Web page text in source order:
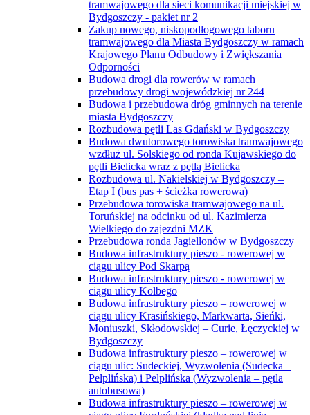
tramwajowego dla sieci komunikacji miejskiej w
Bydgoszczy - pakiet nr 2
Zakup nowego, niskopodłogowego taboru
tramwajowego dla Miasta Bydgoszczy w ramach
Krajowego Planu Odbudowy i Zwiększania
Odporności
Budowa drogi dla rowerów w ramach
przebudowy drogi wojewódzkiej nr 244
Budowa i przebudowa dróg gminnych na terenie
miasta Bydgoszczy
Rozbudowa pętli Las Gdański w Bydgoszczy
Budowa dwutorowego torowiska tramwajowego
wzdłuż ul. Solskiego od ronda Kujawskiego do
pętli Bielicka wraz z pętlą Bielicka
Rozbudowa ul. Nakielskiej w Bydgoszczy –
Etap I (bus pas + ścieżka rowerowa)
Przebudowa torowiska tramwajowego na ul.
Toruńskiej na odcinku od ul. Kazimierza
Wielkiego do zajezdni MZK
Przebudowa ronda Jagiellonów w Bydgoszczy
Budowa infrastruktury pieszo - rowerowej w
ciągu ulicy Pod Skarpą
Budowa infrastruktury pieszo - rowerowej w
ciągu ulicy Kolbego
Budowa infrastruktury pieszo – rowerowej w
ciągu ulicy Krasińskiego, Markwarta, Sieńki,
Moniuszki, Skłodowskiej – Curie, Łęczyckiej w
Bydgoszczy
Budowa infrastruktury pieszo – rowerowej w
ciągu ulic: Sudeckiej, Wyzwolenia (Sudecka –
Pelplińska) i Pelplińska (Wyzwolenia – pętla
autobusowa)
Budowa infrastruktury pieszo – rowerowej w